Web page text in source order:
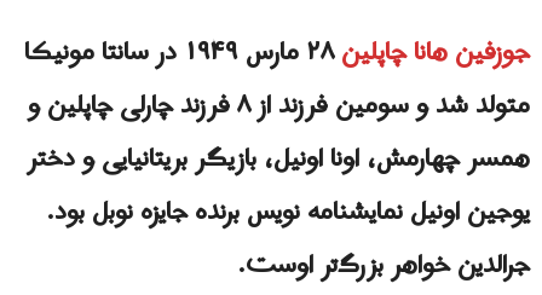
جوزفین هانا چاپلین
۲۸ مارس ۱۹۴۹ در سانتا مونیکا
متولد شد و سومین فرزند از ۸ فرزند چارلی چاپلین و
همسر چهارمش، اونا اونیل، بازیگر بریتانیایی و دختر
یوجین اونیل نمایشنامه نویس برنده جایزه نوبل بود.
جرالدین خواهر بزرگ‌تر اوست.